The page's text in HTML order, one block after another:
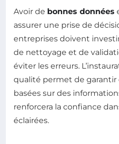
Avoir de bonnes données
assurer une prise de
entreprises doivent
de nettoyage et de
éviter les erreurs.
qualité permet de garantir
basées sur des
renforcera la confiance
éclairées.